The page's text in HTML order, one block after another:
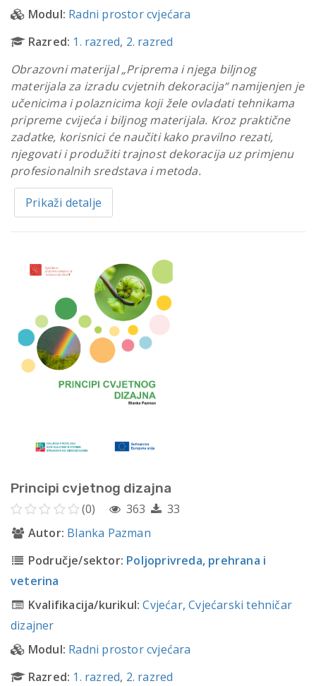
Modul: Radni prostor cvjećara
Razred: 1. razred, 2. razred
Obrazovni materijal „Priprema i njega biljnog
materijala za izradu cvjetnih dekoracija“ namijenjen je
učenicima i polaznicima koji žele ovladati tehnikama
pripreme cvijeća i biljnog materijala. Kroz praktične
zadatke, korisnici će naučiti kako pravilno rezati,
njegovati i produžiti trajnost dekoracija uz primjenu
profesionalnih sredstava i metoda.
Prikaži detalje
Principi cvjetnog dizajna
(0) 363
33
Autor: Blanka Pazman
Područje/sektor: Poljoprivreda, prehrana i
veterina
Kvalifikacija/kurikul: Cvjećar,Cvjećarski tehničar
dizajner
Modul: Radni prostor cvjećara
Razred: 1. razred, 2. razred